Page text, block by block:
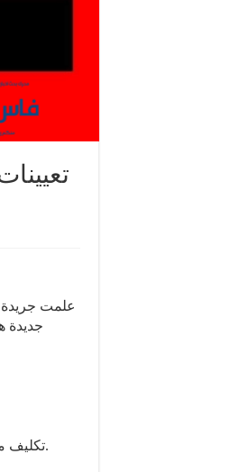
علمت جريدة
جديدة
تكليف مدير مستشفى محمد الخامس بمكناس رشيد تكروت، مندوبا للصحة بالإقليم نفسه.